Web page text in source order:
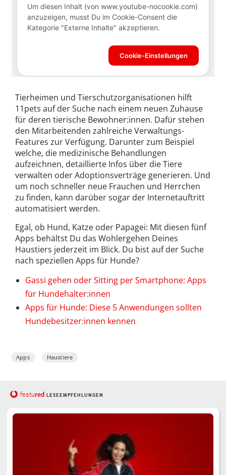
Tierheimen und Tierschutzorganisationen hilft
11pets auf der Suche nach einem neuen Zuhause
für deren tierische Bewohner:innen. Dafür stehen
den Mitarbeitenden zahlreiche Verwaltungs-
Features zur Verfügung. Darunter zum Beispiel
welche, die medizinische Behandlungen
aufzeichnen, detaillierte Infos über die Tiere
verwalten oder Adoptionsverträge generieren. Und
um noch schneller neue Frauchen und Herrchen
zu finden, kann darüber sogar der Internetauftritt
automatisiert werden.
Egal, ob Hund, Katze oder Papagei: Mit diesen fünf
Apps behältst Du das Wohlergehen Deines
Haustiers jederzeit im Blick. Du bist auf der Suche
nach speziellen Apps für Hunde?
Gassi gehen oder Sitting per Smartphone: Apps
für Hundehalter:innen
Apps für Hunde: Diese 5 Anwendungen sollten
Hundebesitzer:innen kennen
Apps Haustiere
featured LESEEMPFEHLUNGEN